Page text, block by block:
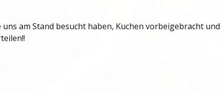
uns am Stand besucht haben, Kuchen vorbeigebracht und